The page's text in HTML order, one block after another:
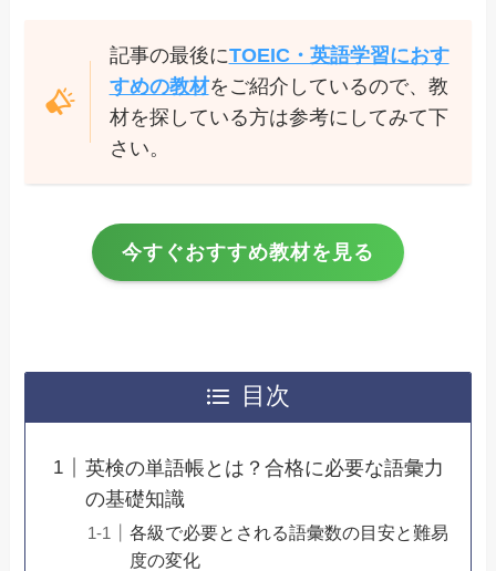
記事の最後にTOEIC・英語学習におす
すめの教材をご紹介しているので、教
材を探している方は参考にしてみて下
さい。
今すぐおすすめ教材を見る
目次
英検の単語帳とは？合格に必要な語彙力
の基礎知識
各級で必要とされる語彙数の目安と難易
度の変化